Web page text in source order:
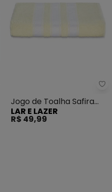
e Lazer - Jogo de Toalhas
Jogo de Toalha Safira
(Pérola) 2 Peças
LAR E LAZER
R$ 49,99